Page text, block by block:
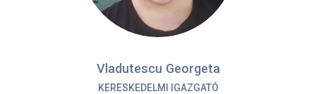
Vladutescu Georgeta
KERESKEDELMI IGAZGATÓ